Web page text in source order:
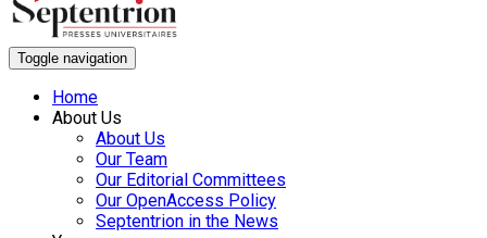
Toggle navigation
Home
About Us
About Us
Our Team
Our Editorial Committees
Our OpenAccess Policy
Septentrion in the News